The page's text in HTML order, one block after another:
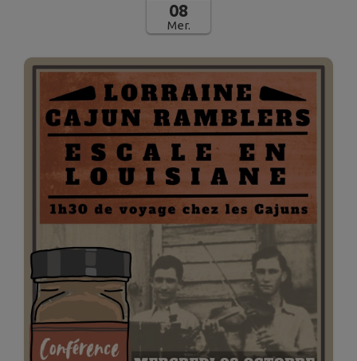
08
Mer.